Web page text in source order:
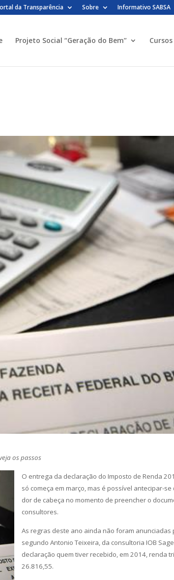
da Transparência Sobre Informativo SABSA
Projeto Social “Geração do Bem” Cursos
os passos
O entrega da declaração do Imposto de Renda
só começa em março, mas é possível antecipar-
dor de cabeça no momento de preencher o
consultores.
As regras deste ano ainda não foram anunciadas
segundo Antonio Teixeira, da consultoria IOB
declaração quem tiver recebido, em 2014, renda
26.816,55.